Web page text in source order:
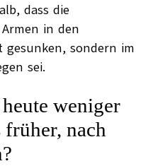
dass die
in den
sondern im
sei.
weniger
nach